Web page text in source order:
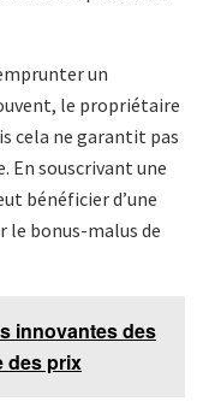
un
le propriétaire
cela ne garantit pas
En souscrivant une
bénéficier d’une
le bonus-malus de
innovantes des
des prix